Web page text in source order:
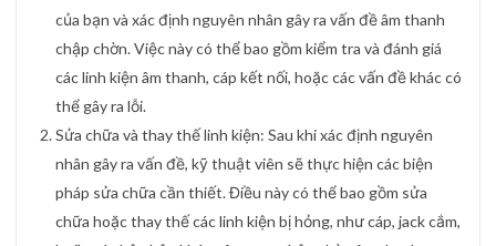
của bạn và xác định nguyên nhân gây ra vấn đề âm thanh
chập chờn. Việc này có thể bao gồm kiểm tra và đánh giá
các linh kiện âm thanh, cáp kết nối, hoặc các vấn đề khác có
thể gây ra lỗi.
Sửa chữa và thay thế linh kiện: Sau khi xác định nguyên
nhân gây ra vấn đề, kỹ thuật viên sẽ thực hiện các biện
pháp sửa chữa cần thiết. Điều này có thể bao gồm sửa
chữa hoặc thay thế các linh kiện bị hỏng, như cáp, jack cắm,